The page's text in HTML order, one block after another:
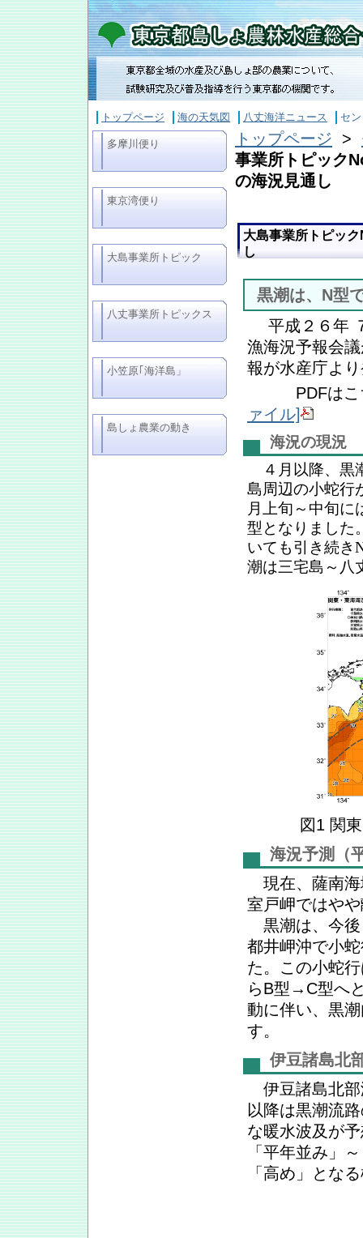
トップページ 海の天気図 八丈海洋ニュース セ
多摩川便り
東京湾便り
大島事業所トピック
八丈事業所トピックス
小笠原｢海洋島」
島しょ農業の動き
トップページ >
事業所トピック
の海況見通し
大島事業所トピッ
し
黒潮は、N型
平成２６年
漁海況予報会
報が水産庁よ
PDFはこ
ァイル]
海況の現況
４月以降、黒
島周辺の小蛇行
月上旬～中旬に
型となりました
いても引き続き
潮は三宅島～八
図1 関
海況予測（
現在、薩南海
室戸岬ではや
黒潮は、今後
都井岬沖で小
た。この小蛇
らB型→C型へ
動に伴い、黒
す。
伊豆諸島北
伊豆諸島北部
以降は黒潮流
な暖水波及が
「平年並み」
「高め」とな